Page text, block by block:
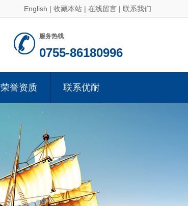
English | 收藏本站 | 在线留言 | 联系我们
服务热线
0755-86180996
荣誉资质 联系优耐